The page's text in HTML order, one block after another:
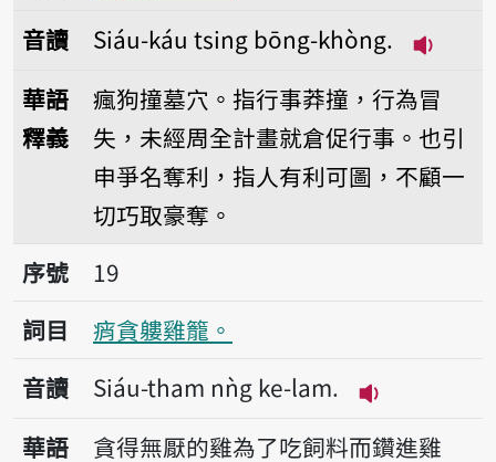
音讀
Siáu-káu tsing bōng-khòng.
華語
釋義
瘋狗撞墓穴。指行事莽撞，行為冒
失，未經周全計畫就倉促行事。也引
申爭名奪利，指人有利可圖，不顧一
切巧取豪奪。
序號19痟貪軁雞籠。
序號
19
詞目
痟貪軁雞籠。
音讀
Siáu-tham nǹg ke-lam.
播放音讀
華語
貪得無厭的雞為了吃飼料而鑽進雞